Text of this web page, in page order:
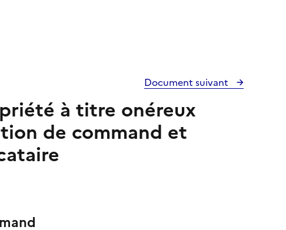
Document suivant
à titre onéreux
de command et